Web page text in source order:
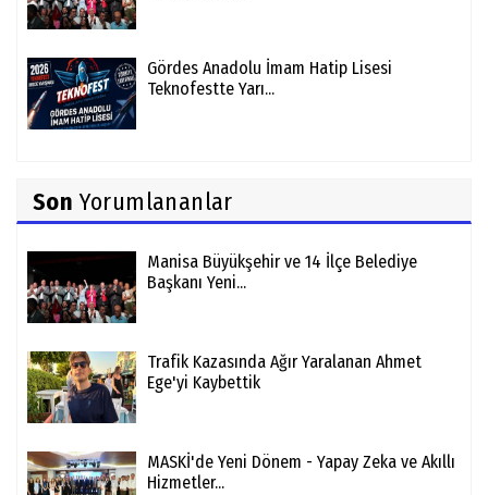
Gördes Anadolu İmam Hatip Lisesi
Teknofestte Yarı...
Son Yorumlananlar
Manisa Büyükşehir ve 14 İlçe Belediye
Başkanı Yeni...
Trafik Kazasında Ağır Yaralanan Ahmet
Ege'yi Kaybettik
MASKİ'de Yeni Dönem - Yapay Zeka ve Akıllı
Hizmetler...